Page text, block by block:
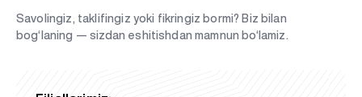
Savolingiz, taklifingiz yoki fikringiz bormi? Biz bilan
bog‘laning — sizdan eshitishdan mamnun bo‘lamiz.